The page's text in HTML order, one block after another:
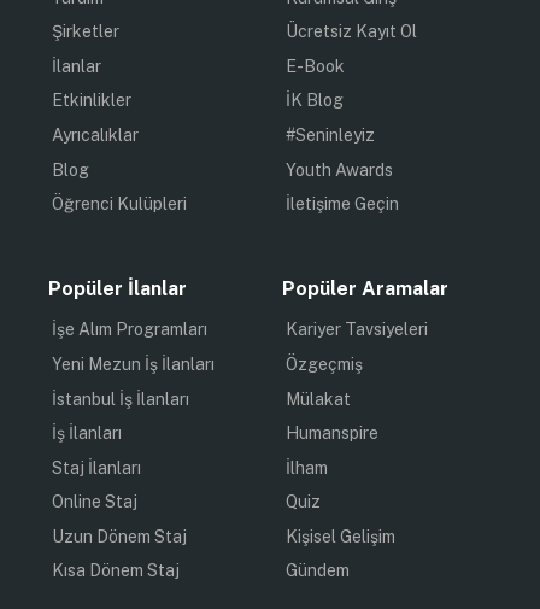
Şirketler
İlanlar
Etkinlikler
Ayrıcalıklar
Blog
Öğrenci Kulüpleri
Ücretsiz Kayıt Ol
E-Book
İK Blog
#Seninleyiz
Youth Awards
İletişime Geçin
Popüler İlanlar
İşe Alım Programları
Yeni Mezun İş İlanları
İstanbul İş İlanları
İş İlanları
Staj İlanları
Online Staj
Uzun Dönem Staj
Kısa Dönem Staj
Popüler Aramalar
Kariyer Tavsiyeleri
Özgeçmiş
Mülakat
Humanspire
İlham
Quiz
Kişisel Gelişim
Gündem